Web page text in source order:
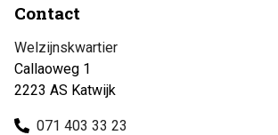
Contact
Welzijnskwartier
Callaoweg 1
2223 AS Katwijk
071 403 33 23